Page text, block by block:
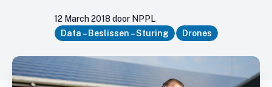
12 March 2018 door NPPL
Data – Beslissen – Sturing
Drones